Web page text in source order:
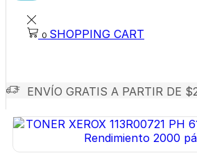
0 SHOPPING CART
ENVÍO GRATIS A PARTIR DE